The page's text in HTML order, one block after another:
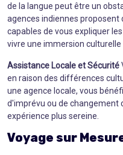
de la langue peut être un
agences indiennes
capables de vous expliquer
vivre une immersion culturelle
Assistance Locale et Sécurité
en raison des différences
une agence locale, vous
d'imprévu ou de changement
expérience plus sereine.
Voyage sur